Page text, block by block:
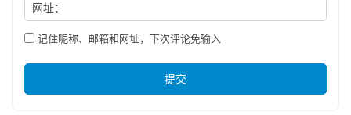
网址：
记住昵称、邮箱和网址，下次评论免输入
提交